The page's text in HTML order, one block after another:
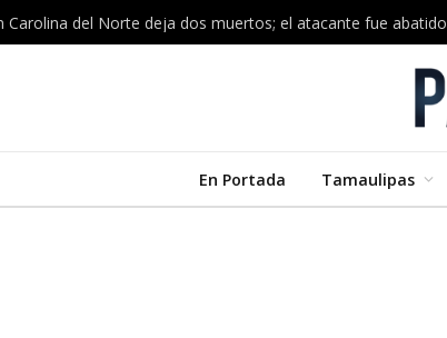
Carolina del Norte deja dos muertos; el atacante fue abatido
En Portada Tamaulipas